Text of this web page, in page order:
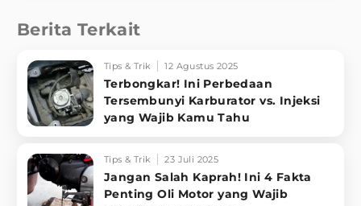
Berita Terkait
Tips & Trik 12 Agustus 2025
Terbongkar! Ini Perbedaan
Tersembunyi Karburator vs. Injeksi
yang Wajib Kamu Tahu
Tips & Trik 23 Juli 2025
Jangan Salah Kaprah! Ini 4 Fakta
Penting Oli Motor yang Wajib